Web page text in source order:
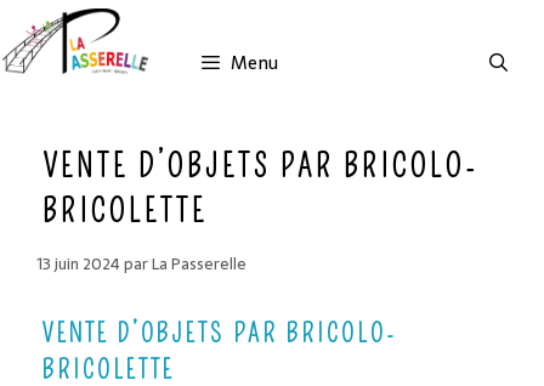
contenu
Menu
VENTE D’OBJETS PAR BRICOLO-
BRICOLETTE
13 juin 2024parLa Passerelle
VENTE D’OBJETS PAR BRICOLO-
BRICOLETTE